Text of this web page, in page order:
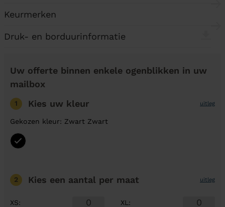
Keurmerken
Druk- en borduurinformatie
Uw offerte binnen enkele ogenblikken in uw
mailbox
1 Kies uw kleur uitleg
Gekozen kleur: Zwart Zwart
2 Kies een aantal per maat uitleg
XS: XL :